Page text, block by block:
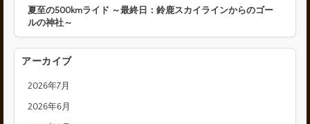
夏至の500kmライド ～最終日：鈴鹿スカイラインからのゴー
ルの神社～
アーカイブ
2026年7月
2026年6月